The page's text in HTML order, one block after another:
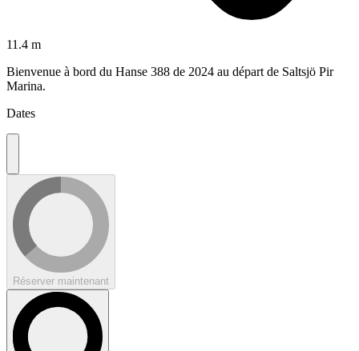
11.4 m
Bienvenue à bord du Hanse 388 de 2024 au départ de Saltsjö Pir
Marina.
Dates
Réserver maintenant